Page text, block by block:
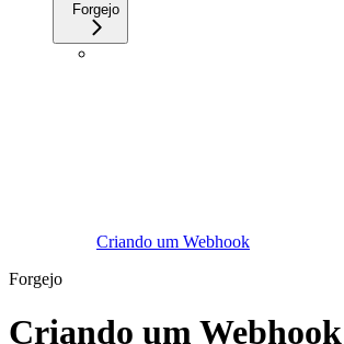
Forgejo
Criando um Webhook
Forgejo
Criando um Webhook